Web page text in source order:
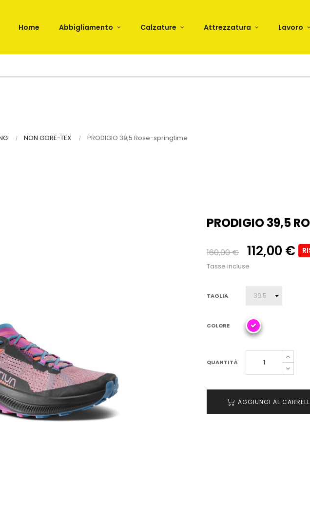
Home Abbigliamento Calzature Attrezzatura Lavoro
NON GORE-TEX PRODIGIO 39,5 Rose-springtime
PRODIGIO 39,5
160,00 € 112,00 €
Tasse incluse
TAGLIA
COLORE
QUANTITÀ
AGGIUNGI AL